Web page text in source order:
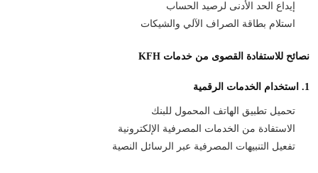
إيداع الحد الأدنى لرصيد الحساب
استلام بطاقة الصراف الآلي والشيكات
نصائح للاستفادة القصوى من خدمات KFH
1. استخدام الخدمات الرقمية
تحميل تطبيق الهاتف المحمول للبنك
الاستفادة من الخدمات المصرفية الإلكترونية
تفعيل التنبيهات المصرفية عبر الرسائل النصية